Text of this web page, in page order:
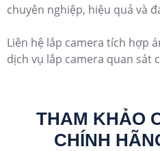
chuyên nghiệp, hiệu quả và
Liên hệ lắp camera tích hợp
dịch vụ lắp camera quan sát
THAM KHẢO
CHÍNH